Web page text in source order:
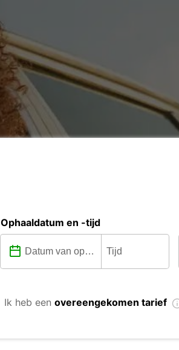
Ophaaldatum en -tijd
Ik heb een overeengekomen tarief